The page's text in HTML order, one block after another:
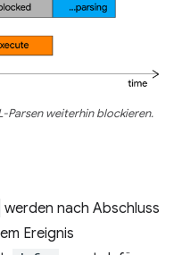
Parsen weiterhin blockieren.
werden nach Abschluss
Ereignis